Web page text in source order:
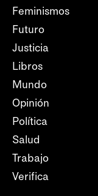
Feminismos
Futuro
Justicia
Libros
Mundo
Opinión
Política
Salud
Trabajo
Verifica